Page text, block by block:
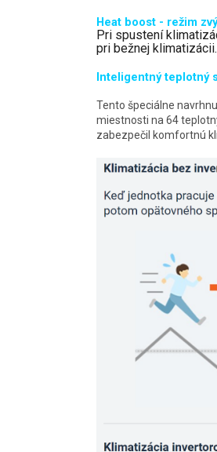
Heat boost - režim
Pri spustení
pri bežnej klimatizácii.
Inteligentný teplotný
Tento špeciálne
miestnosti na 64
zabezpečil komfortnú